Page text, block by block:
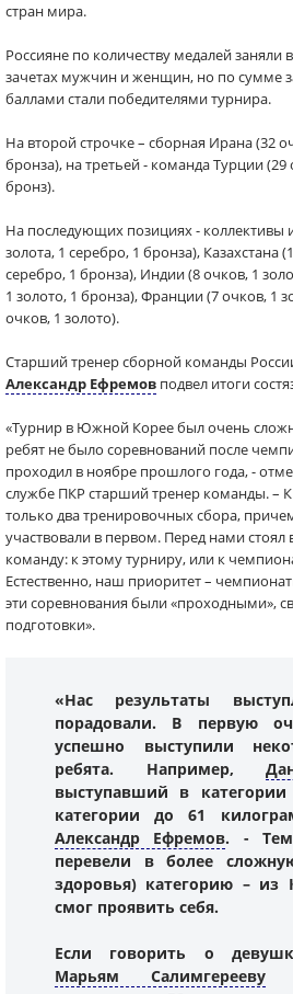
стран мира.
Россияне по количеству медалей
зачетах мужчин и женщин, но по сумме
баллами стали победителями турнира.
На второй строчке – сборная Ирана (32
бронза), на третьей - команда Турции (29
бронз).
На последующих позициях - коллективы
золота, 1 серебро, 1 бронза), Казахстана
серебро, 1 бронза), Индии (8 очков, 1
1 золото, 1 бронза), Франции (7 очков, 1
очков, 1 золото).
Старший тренер сборной команды
Александр Ефремов подвел итоги
«Турнир в Южной Корее был очень
ребят не было соревнований после
проходил в ноябре прошлого года, -
службе ПКР старший тренер команды. –
только два тренировочных сбора,
участвовали в первом. Перед нами
команду: к этому турниру, или к
Естественно, наш приоритет –
эти соревнования были «проходными»,
подготовки».
«Нас результаты
порадовали. В первую
успешно выступили
ребята. Например,
выступавший в
категории до 61
Александр Ефремов. - Тем
перевели в более
здоровья) категорию –
смог проявить себя.
Если говорить о
Марьям Салимгерееву